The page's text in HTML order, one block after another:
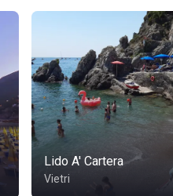
Lido A' Cartera
Vietri